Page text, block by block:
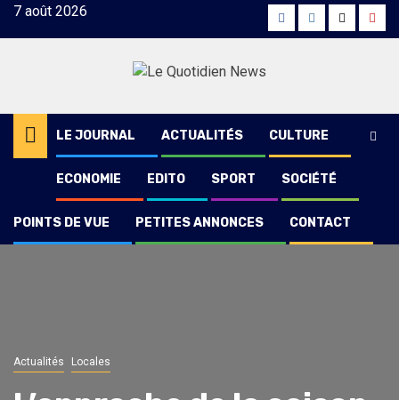
Skip7 août 2026 FacebookInstagram
Twitter
LE JOURNAL ACTUALITÉS CULTURE
ECONOMIE EDITO SPORT SOCIÉTÉ
POINTS DE VUE PETITES ANNONCES CONTACT
Actualités Locales